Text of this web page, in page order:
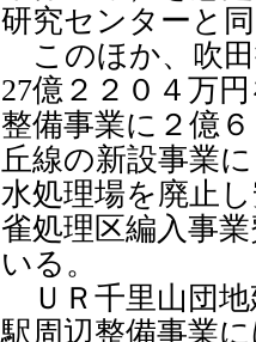
研究センターと
このほか、吹田
27億２２０４万
整備事業に２億
丘線の新設事業
水処理場を廃止
雀処理区編入事
いる。
ＵＲ千里山団地
駅周辺整備事業